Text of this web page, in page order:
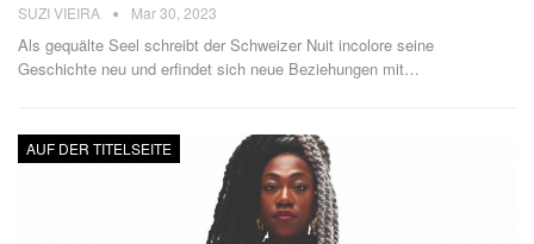
SUZI VIEIRA Mar 30, 2023
Als gequälte Seel schreibt der Schweizer Nuit incolore seine
Geschichte neu und erfindet sich neue Beziehungen mit…
AUF DER TITELSEITE